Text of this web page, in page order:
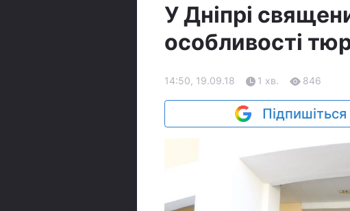
У Дніпрі
особливості
14:50, 19.09.18 1 хв. 846